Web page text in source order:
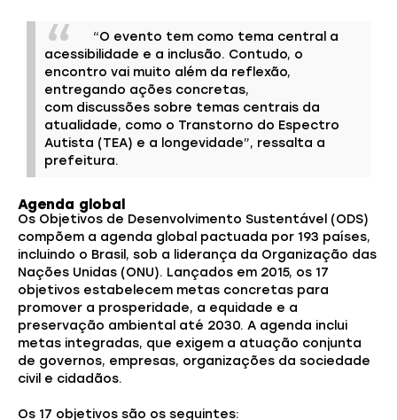
“O evento tem como tema central a
acessibilidade e a inclusão. Contudo, o
encontro vai muito além da reflexão,
entregando ações concretas,
com discussões sobre temas centrais da
atualidade, como o Transtorno do Espectro
Autista (TEA) e a longevidade”, ressalta a
prefeitura.
Agenda global
Os Objetivos de Desenvolvimento Sustentável (ODS)
compõem a agenda global pactuada por 193 países,
incluindo o Brasil, sob a liderança da Organização das
Nações Unidas (ONU). Lançados em 2015, os 17
objetivos estabelecem metas concretas para
promover a prosperidade, a equidade e a
preservação ambiental até 2030. A agenda inclui
metas integradas, que exigem a atuação conjunta
de governos, empresas, organizações da sociedade
civil e cidadãos.
Os 17 objetivos são os seguintes: